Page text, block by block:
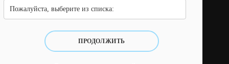
Пожалуйста, выберите из списка:
ПРОДОЛЖИТЬ